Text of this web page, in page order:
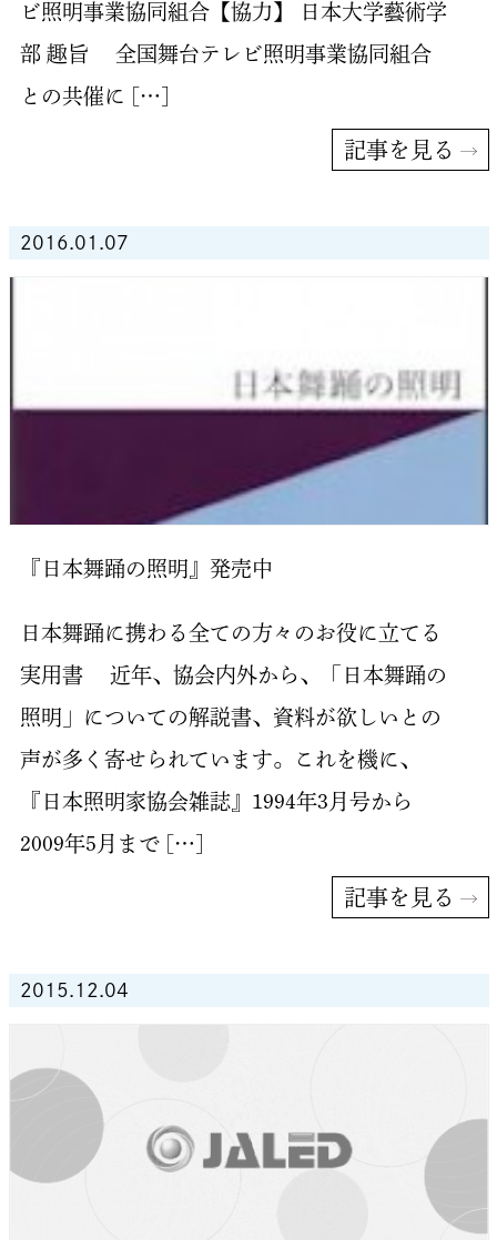
ビ照明事業協同組合【協力】 日本大学藝術学
部 趣旨 全国舞台テレビ照明事業協同組合
との共催に […]
記事を見る
2016.01.07
『日本舞踊の照明』発売中
日本舞踊に携わる全ての方々のお役に立てる
実用書 近年、協会内外から、「日本舞踊の
照明」についての解説書、資料が欲しいとの
声が多く寄せられています。これを機に、
『日本照明家協会雑誌』1994年3月号から
2009年5月まで […]
記事を見る
2015.12.04